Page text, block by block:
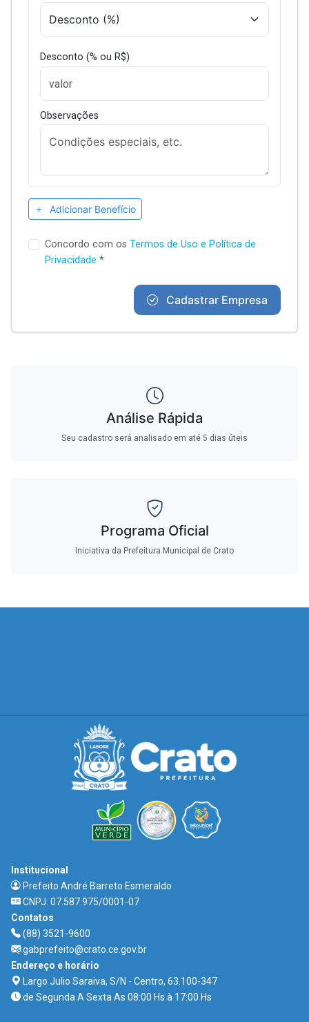
Desconto (% ou R$)
Observações
Adicionar Benefício
Concordo com os Termos de Uso e Política de
Privacidade *
Cadastrar Empresa
Análise Rápida
Seu cadastro será analisado em até 5 dias úteis
Programa Oficial
Iniciativa da Prefeitura Municipal de Crato
Institucional
Prefeito André Barreto Esmeraldo
CNPJ: 07.587.975/0001-07
Contatos
(88) 3521-9600
gabprefeito@crato.ce.gov.br
Endereço e horário
Largo Julio Saraiva, S/N - Centro, 63.100-347
de Segunda A Sexta As 08:00 Hs à 17:00 Hs